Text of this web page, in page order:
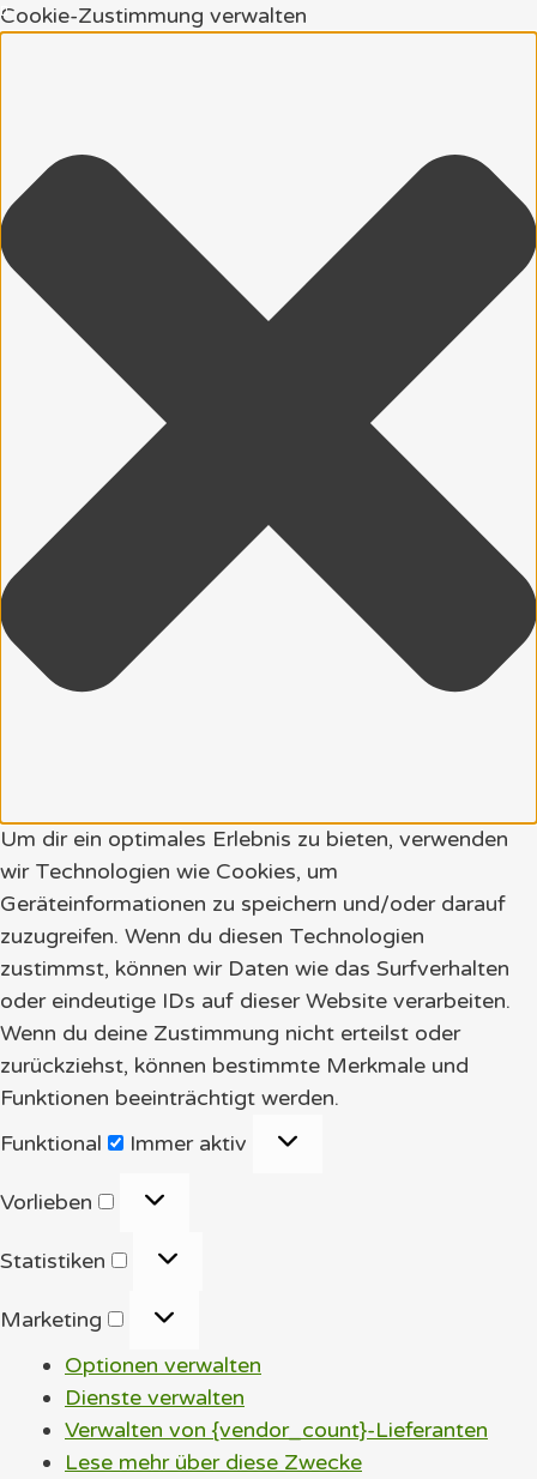
Cookie-Zustimmung verwalten
Um dir ein optimales Erlebnis zu bieten, verwenden
wir Technologien wie Cookies, um
Geräteinformationen zu speichern und/oder darauf
zuzugreifen. Wenn du diesen Technologien
zustimmst, können wir Daten wie das Surfverhalten
oder eindeutige IDs auf dieser Website verarbeiten.
Wenn du deine Zustimmung nicht erteilst oder
zurückziehst, können bestimmte Merkmale und
Funktionen beeinträchtigt werden.
Funktional
Funktional
Immer aktiv
Vorlieben
Vorlieben
Statistiken
Statistiken
Marketing
Marketing
Optionen verwalten
Dienste verwalten
Verwalten von {vendor_count}-Lieferanten
Lese mehr über diese Zwecke